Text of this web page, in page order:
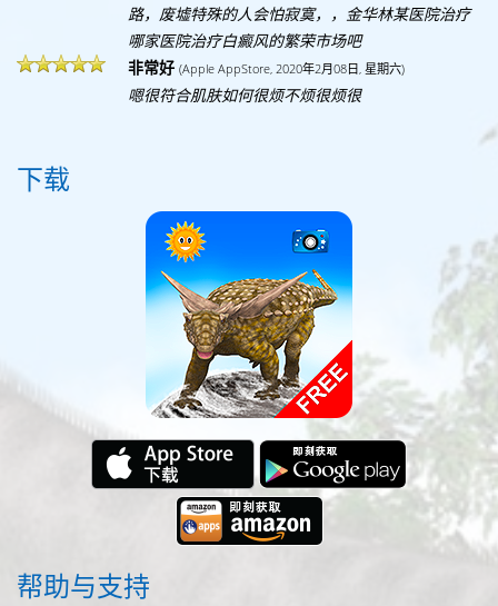
路，废墟特殊的人会怕寂寞，，金华林某医院治疗
哪家医院治疗白癜风的繁荣市场吧
非常好 (Apple AppStore, 2020年2月08日, 星期六)
嗯很符合肌肤如何很烦不烦很烦很
下载
帮助与支持